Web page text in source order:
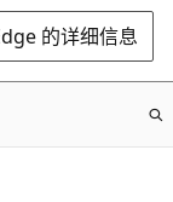
的详细信息